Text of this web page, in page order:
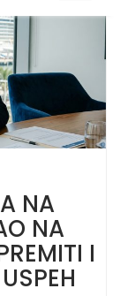
NA
NA
I